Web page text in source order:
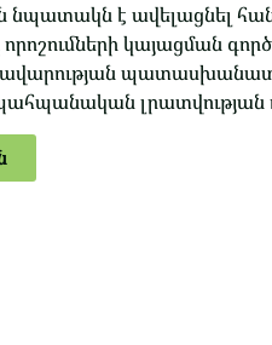
նպատակն է ավելացնել
որոշումների կայացման
լրատվության